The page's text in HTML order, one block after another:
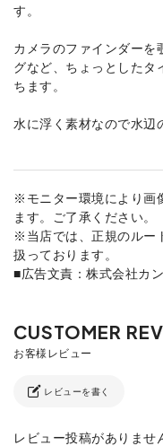
す。
カメラのファインダーを
グなど、ちょっとしたタ
ちます。
水に浮く素材なので水辺
※モニター環境により画
ます。ご了承ください。
※当店では、正規のルー
扱っております。
■広告文責：株式会社カ
レビューを書く
レビュー投稿がありませ